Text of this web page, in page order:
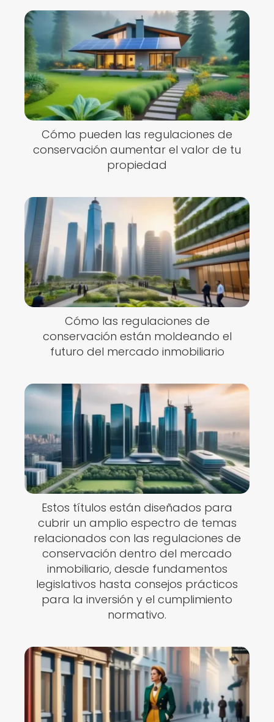
Cómo pueden las regulaciones de
conservación aumentar el valor de tu
propiedad
Cómo las regulaciones de
conservación están moldeando el
futuro del mercado inmobiliario
Estos títulos están diseñados para
cubrir un amplio espectro de temas
relacionados con las regulaciones de
conservación dentro del mercado
inmobiliario, desde fundamentos
legislativos hasta consejos prácticos
para la inversión y el cumplimiento
normativo.